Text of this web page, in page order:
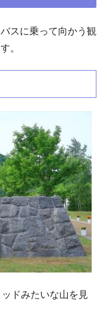
スに乗って向かう観
。
ドみたいな山を見